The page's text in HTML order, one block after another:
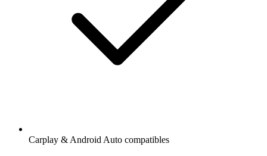
Carplay & Android Auto compatibles